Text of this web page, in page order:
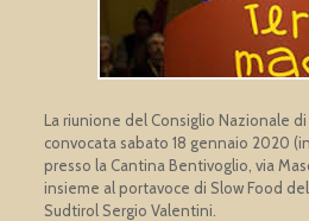
La riunione del Consiglio Nazionale di
convocata sabato 18 gennaio 2020
presso la Cantina Bentivoglio, via
insieme al portavoce di Slow Food
Sudtirol Sergio Valentini.